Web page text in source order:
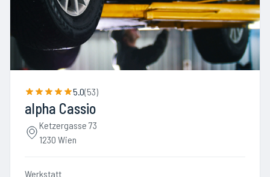
5.0(53)
alpha Cassio
Ketzergasse 73
1230 Wien
Werkstatt